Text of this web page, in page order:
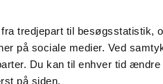
tredjepart til besøgsstatistik,
på sociale medier. Ved
Du kan til enhver tid
på siden.